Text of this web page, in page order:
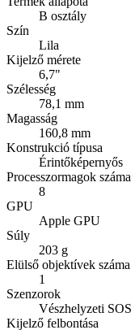
B osztály
Szín
Lila
Kijelző mérete
6,7"
Szélesség
78,1 mm
Magasság
160,8 mm
Konstrukció típusa
Érintőképernyős
Processzormagok száma
8
GPU
Apple GPU
Súly
203 g
Elülső objektívek száma
1
Szenzorok
Vészhelyzeti SOS
Kijelző felbontása